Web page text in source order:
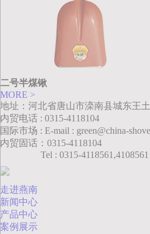
二号半煤锹
MORE >
地址：河北省唐山市滦南县城东王
内贸电话 : 0315-4118104
国际市场 : E-mail : green@china-
内贸固话：0315-4118104
Tel : 0315-4118561,4108561
走进燕南
新闻中心
产品中心
案例展示